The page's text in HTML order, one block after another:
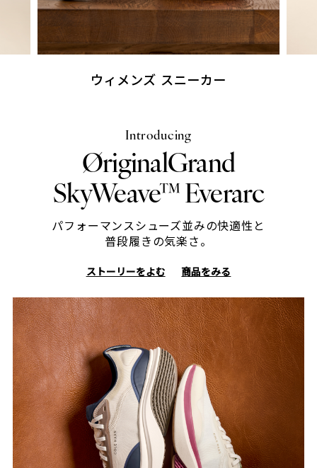
メンズ スニーカー
Introducing
ØriginalGrand
SkyWeave™ Everarc
パフォーマンスシューズ並みの快適性と
普段履きの気楽さ。
ストーリーをよむ 商品をみる